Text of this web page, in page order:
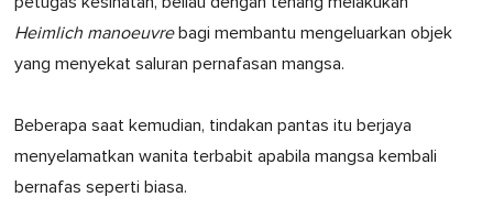
Heimlich manoeuvrebagi membantu mengeluarkan objek
yang menyekat saluran pernafasan mangsa.
Beberapa saat kemudian, tindakan pantas itu berjaya
menyelamatkan wanita terbabit apabila mangsa kembali
bernafas seperti biasa.